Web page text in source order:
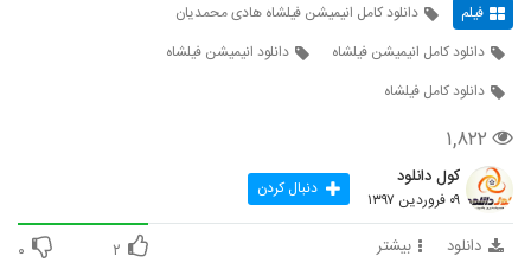
فیلم
دانلود کامل انیمیشن فیلشاه هادی محمدیان
دانلود کامل انیمیشن فیلشاه
دانلود انیمیشن فیلشاه
دانلود کامل فیلشاه
۱,۸۲۲
کول دانلود
۰۹ فروردین ۱۳۹۷ دنبال کردن
دانلود بیشتر ۲ ۰